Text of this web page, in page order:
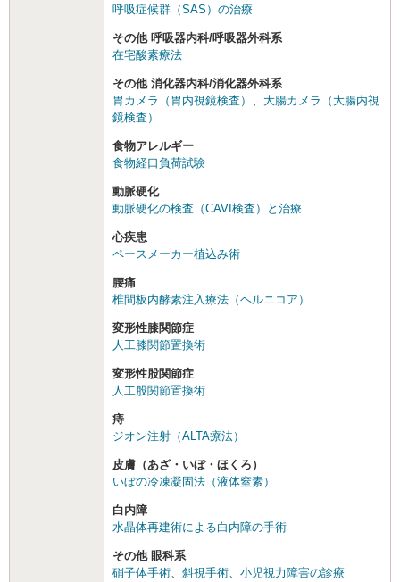
呼吸症候群（SAS）の治療
その他 呼吸器内科/呼吸器外科系
在宅酸素療法
その他 消化器内科/消化器外科系
胃カメラ（胃内視鏡検査）
大腸カメラ（大腸内視
鏡検査）
食物アレルギー
食物経口負荷試験
動脈硬化
動脈硬化の検査（CAVI検査）と治療
心疾患
ペースメーカー植込み術
腰痛
椎間板内酵素注入療法（ヘルニコア）
変形性膝関節症
人工膝関節置換術
変形性股関節症
人工股関節置換術
痔
ジオン注射（ALTA療法）
皮膚（あざ・いぼ・ほくろ）
いぼの冷凍凝固法（液体窒素）
白内障
水晶体再建術による白内障の手術
その他 眼科系
硝子体手術
斜視手術 小児視力障害の診療